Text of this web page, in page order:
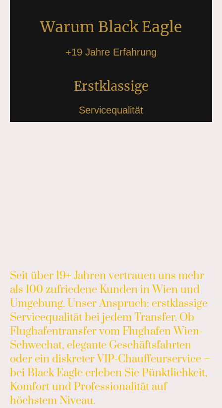
Warum Black Eagle
+19 Jahre Erfahrung
Erstklassige
Servicequalität
Seit über 19+ Jahren vertrauen uns mehr
als 100 zufriedene Kunden in Wien und
Umgebung. Unser Anspruch: erstklassige
Servicequalität bei jedem Transfer. Ob
Flughafentransfer vom Flughafen Wien-
Schwechat, elegante Geschäftsfahrten
oder ein diskreter VIP-Chauffeurservice –
bei Black Eagle erleben Sie Pünktlichkeit,
Komfort und Professionalität auf
höchstem Niveau.